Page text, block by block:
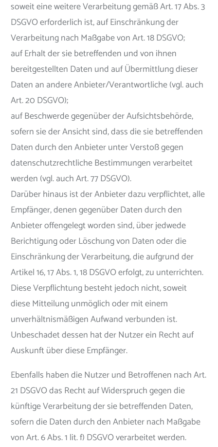
soweit eine weitere Verarbeitung gemäß Art. 17 Abs. 3
DSGVO erforderlich ist, auf Einschränkung der
Verarbeitung nach Maßgabe von Art. 18 DSGVO;
auf Erhalt der sie betreffenden und von ihnen
bereitgestellten Daten und auf Übermittlung dieser
Daten an andere Anbieter/Verantwortliche (vgl. auch
Art. 20 DSGVO);
auf Beschwerde gegenüber der Aufsichtsbehörde,
sofern sie der Ansicht sind, dass die sie betreffenden
Daten durch den Anbieter unter Verstoß gegen
datenschutzrechtliche Bestimmungen verarbeitet
werden (vgl. auch Art. 77 DSGVO).
Darüber hinaus ist der Anbieter dazu verpflichtet, alle
Empfänger, denen gegenüber Daten durch den
Anbieter offengelegt worden sind, über jedwede
Berichtigung oder Löschung von Daten oder die
Einschränkung der Verarbeitung, die aufgrund der
Artikel 16, 17 Abs. 1, 18 DSGVO erfolgt, zu unterrichten.
Diese Verpflichtung besteht jedoch nicht, soweit
diese Mitteilung unmöglich oder mit einem
unverhältnismäßigen Aufwand verbunden ist.
Unbeschadet dessen hat der Nutzer ein Recht auf
Auskunft über diese Empfänger.
Ebenfalls haben die Nutzer und Betroffenen nach Art.
21 DSGVO das Recht auf Widerspruch gegen die
künftige Verarbeitung der sie betreffenden Daten,
sofern die Daten durch den Anbieter nach Maßgabe
von Art. 6 Abs. 1 lit. f) DSGVO verarbeitet werden.